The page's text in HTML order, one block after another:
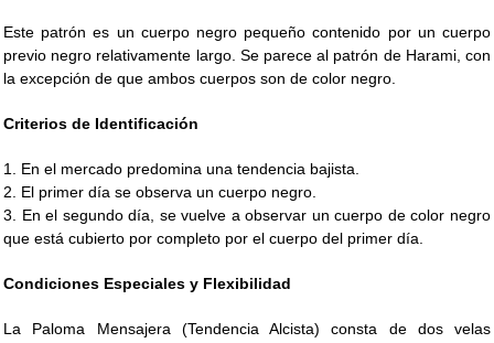
Este patrón es un cuerpo negro pequeño contenido por un cuerpo
previo negro relativamente largo. Se parece al patrón de Harami, con
la excepción de que ambos cuerpos son de color negro.
Criterios de Identificación
1. En el mercado predomina una tendencia bajista.
2. El primer día se observa un cuerpo negro.
3. En el segundo día, se vuelve a observar un cuerpo de color negro
que está cubierto por completo por el cuerpo del primer día.
Condiciones Especiales y Flexibilidad
La Paloma Mensajera (Tendencia Alcista) consta de dos velas